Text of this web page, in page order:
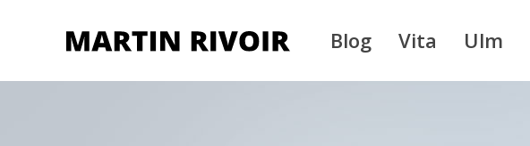
Blog Vita Ulm